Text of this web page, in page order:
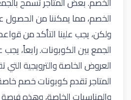
الخصم، مما يمكننا من
ولكن، يجب علينا التأكد من
الجمع بين الكوبونات. رابعاً،
العروض الخاصة والترويجية
المتاجر تقدم كوبونات خصم